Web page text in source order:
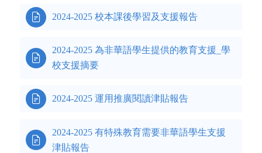
 2024-2025 校本課後學習及支援報告

2024-2025 為非華語學生提供的教育支援_學
校支援摘要
 2024-2025 運用推廣閱讀津貼報告

2024-2025 有特殊教育需要非華語學生支援
津貼報告